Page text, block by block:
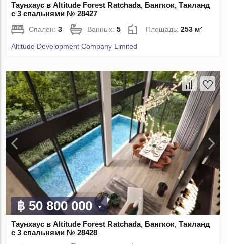
Таунхаус в Altitude Forest Ratchada, Бангкок, Таиланд
с 3 спальнями № 28427
Спален:3 Ванных:5 Площадь:253 м²
Altitude Development Company Limited
฿ 50 800 000
Таунхаус в Altitude Forest Ratchada, Бангкок, Таиланд
с 3 спальнями № 28428